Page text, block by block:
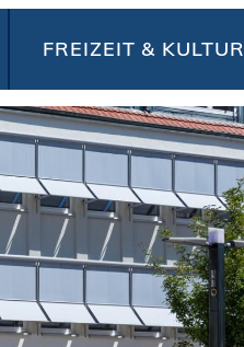
FREIZEIT & KULTUR